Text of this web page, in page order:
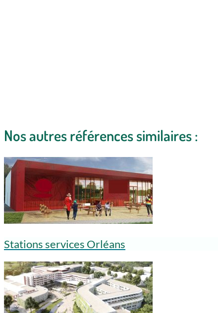
Nos autres références similaires :
Stations services Orléans